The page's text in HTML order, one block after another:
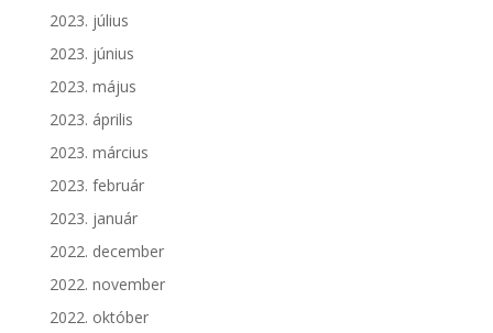
2023. július
2023. június
2023. május
2023. április
2023. március
2023. február
2023. január
2022. december
2022. november
2022. október